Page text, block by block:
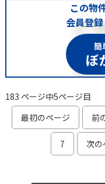
この物
会員登録
簡
ぼ
183 ページ中5ページ目
最初のページ
前
7 次の